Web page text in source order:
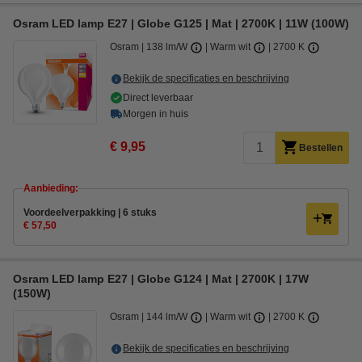
Osram LED lamp E27 | Globe G125 | Mat | 2700K | 11W (100W)
Osram 138 lm/W Warm wit 2700 K
Bekijk de specificaties en beschrijving
Direct leverbaar
Morgen in huis
€ 9,95 Bestellen
Aanbieding:
Voordeelverpakking | 6 stuks
€ 57,50
Osram LED lamp E27 | Globe G124 | Mat | 2700K | 17W
(150W)
Osram 144 lm/W Warm wit 2700 K
Bekijk de specificaties en beschrijving